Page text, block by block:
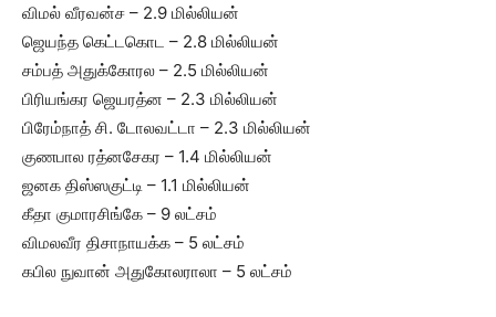
விமல் வீரவன்ச – 2.9 மில்லியன்
ஜெயந்த கெட்டகொட – 2.8 மில்லியன்
சம்பத் அதுக்கோரல – 2.5 மில்லியன்
பிரியங்கர ஜெயரத்ன – 2.3 மில்லியன்
பிரேம்நாத் சி. டோலவட்டா – 2.3 மில்லியன்
குணபால ரத்னசேகர – 1.4 மில்லியன்
ஜனக திஸ்ஸகுட்டி – 1.1 மில்லியன்
கீதா குமாரசிங்கே – 9 லட்சம்
விமலவீர திசாநாயக்க – 5 லட்சம்
கபில நுவான் அதுகோலராலா – 5 லட்சம்